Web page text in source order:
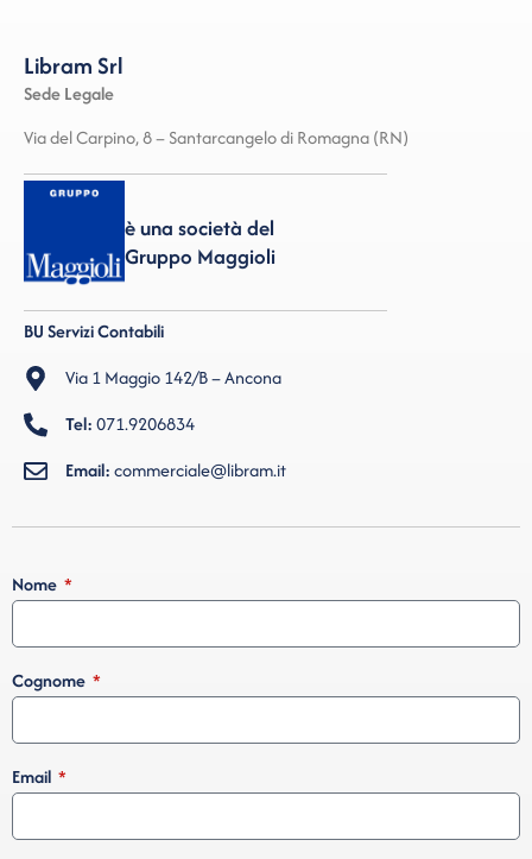
Libram Srl
Sede Legale
Via del Carpino, 8 – Santarcangelo di Romagna (RN)
è una società del
Gruppo Maggioli
BU Servizi Contabili
Via 1 Maggio 142/B – Ancona
Tel:071.9206834
Email:commerciale@libram.it
Nome
Cognome
Email